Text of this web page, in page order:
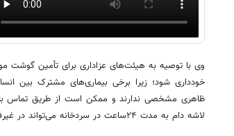
وی با توصیه به هیئت‌های عزاداری برای تأمین گوشت
خودداری شود؛ زیرا برخی بیماری‌های مشترک بین
ظاهری مشخصی ندارند و ممکن است از طریق تماس با
لاشه دام به مدت ۲۴ساعت در سردخانه می‌تواند در غیرفعال شدن عوامل احتمالی بیماری نقش مؤثری داشته باشد.